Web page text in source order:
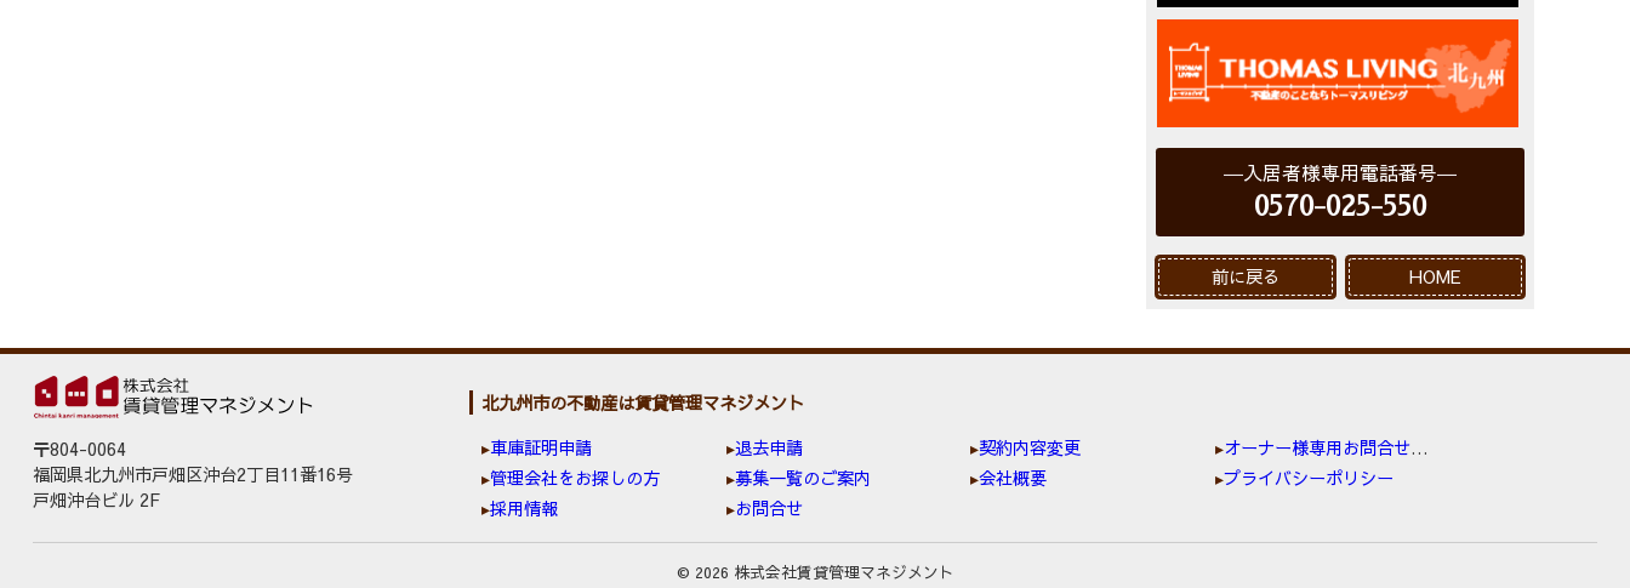
入居者様専用電話番号
0570-025-550
前に戻る HOME
〒804-0064
福岡県北九州市戸畑区沖台2丁目11番16号
戸畑沖台ビル 2F
北九州市の不動産は賃貸管理マネジメント
車庫証明申請
退去申請 契約内容変更
オーナー様専用お問合せ窓口
管理会社をお探しの方
募集一覧のご案内 会社概要
プライバシーポリシー
採用情報
お問合せ
© 2026 株式会社賃貸管理マネジメント